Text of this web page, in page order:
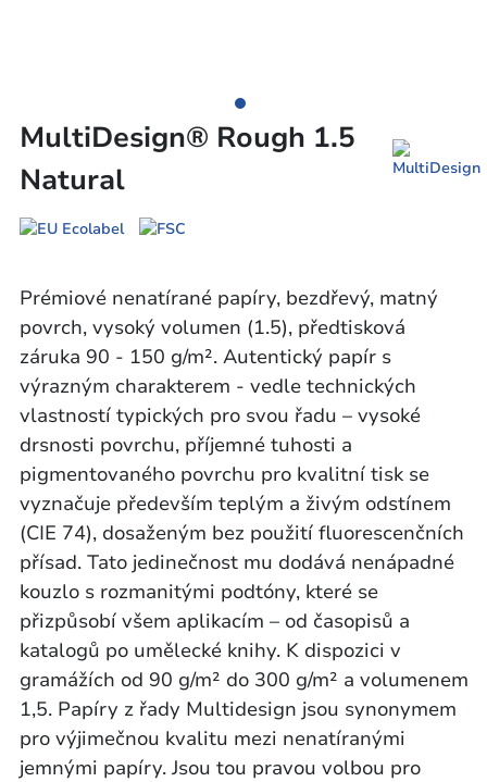
MultiDesign® Rough 1.5
Natural
Prémiové nenatírané papíry, bezdřevý, matný
povrch, vysoký volumen (1.5), předtisková
záruka 90 - 150 g/m². Autentický papír s
výrazným charakterem - vedle technických
vlastností typických pro svou řadu – vysoké
drsnosti povrchu, příjemné tuhosti a
pigmentovaného povrchu pro kvalitní tisk se
vyznačuje především teplým a živým odstínem
(CIE 74), dosaženým bez použití fluorescenčních
přísad. Tato jedinečnost mu dodává nenápadné
kouzlo s rozmanitými podtóny, které se
přizpůsobí všem aplikacím – od časopisů a
katalogů po umělecké knihy. K dispozici v
gramážích od 90 g/m² do 300 g/m² a volumenem
1,5. Papíry z řady Multidesign jsou synonymem
pro výjimečnou kvalitu mezi nenatíranými
jemnými papíry. Jsou tou pravou volbou pro